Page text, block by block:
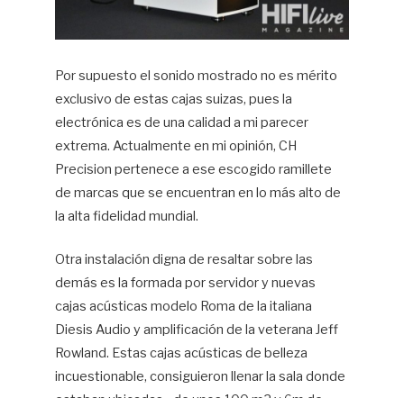
Por supuesto el sonido mostrado no es mérito
exclusivo de estas cajas suizas, pues la
electrónica es de una calidad a mi parecer
extrema. Actualmente en mi opinión, CH
Precision pertenece a ese escogido ramillete
de marcas que se encuentran en lo más alto de
la alta fidelidad mundial.
Otra instalación digna de resaltar sobre las
demás es la formada por servidor y nuevas
cajas acústicas modelo Roma de la italiana
Diesis Audio y amplificación de la veterana Jeff
Rowland. Estas cajas acústicas de belleza
incuestionable, consiguieron llenar la sala donde